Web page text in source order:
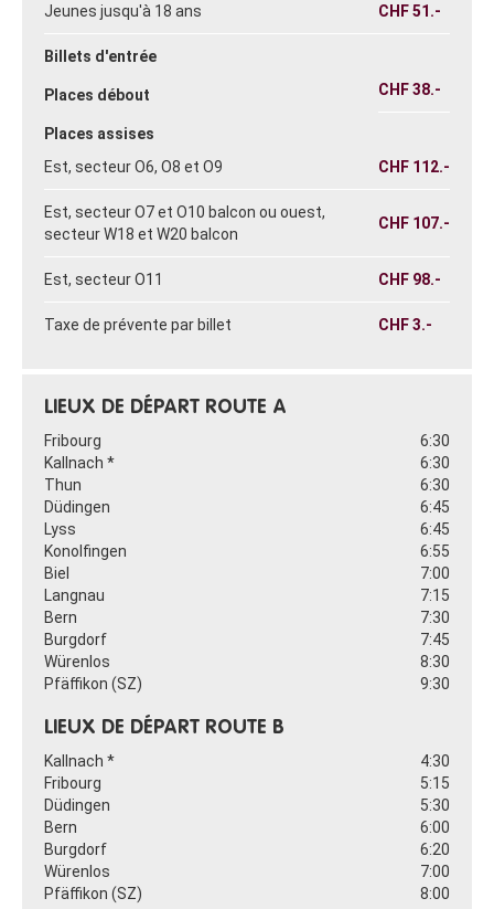
Jeunes jusqu'à 18 ans CHF51.-
Billets d'entrée
Places débout CHF38.-
Places assises
Est, secteur O6, O8 et O9
CHF 112.-
Est, secteur O7 et O10 balcon ou ouest,
secteur W18 et W20 balcon
CHF 107.-
Est, secteur O11 CHF 98.-
Taxe de prévente par billet CHF3.-
LIEUX DE DÉPART ROUTE A
Fribourg
6:30
Kallnach *
6:30
Thun
6:30
Düdingen
6:45
Lyss
6:45
Konolfingen
6:55
Biel
7:00
Langnau
7:15
Bern
7:30
Burgdorf
7:45
Würenlos
8:30
Pfäffikon (SZ)
9:30
LIEUX DE DÉPART ROUTE B
Kallnach *
4:30
Fribourg
5:15
Düdingen
5:30
Bern
6:00
Burgdorf
6:20
Würenlos
7:00
Pfäffikon (SZ)
8:00